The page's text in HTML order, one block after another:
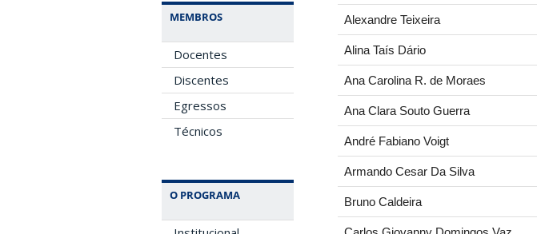
MEMBROS
Docentes
Discentes
Egressos
Técnicos
O PROGRAMA
Alexandre Teixeira
Alina Taís Dário
Ana Carolina R. de Moraes
Ana Clara Souto Guerra
André Fabiano Voigt
Armando Cesar Da Silva
Bruno Caldeira